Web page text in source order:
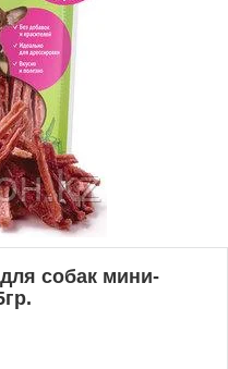
собак мини-